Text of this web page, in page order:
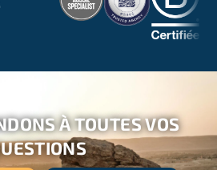
À TOUTES VOS